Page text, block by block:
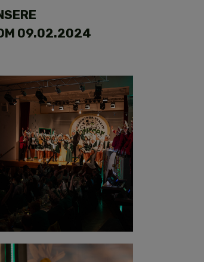
09.02.2024